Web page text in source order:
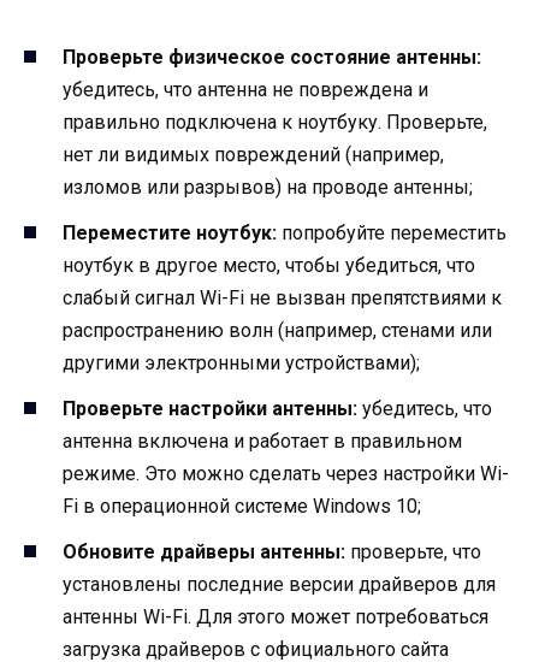
Проверьте физическое состояние антенны:
убедитесь, что антенна не повреждена и
правильно подключена к ноутбуку. Проверьте,
нет ли видимых повреждений (например,
изломов или разрывов) на проводе антенны;
Переместите ноутбук: попробуйте переместить
ноутбук в другое место, чтобы убедиться, что
слабый сигнал Wi-Fi не вызван препятствиями к
распространению волн (например, стенами или
другими электронными устройствами);
Проверьте настройки антенны: убедитесь, что
антенна включена и работает в правильном
режиме. Это можно сделать через настройки Wi-
Fi в операционной системе Windows 10;
Обновите драйверы антенны: проверьте, что
установлены последние версии драйверов для
антенны Wi-Fi. Для этого может потребоваться
загрузка драйверов с официального сайта